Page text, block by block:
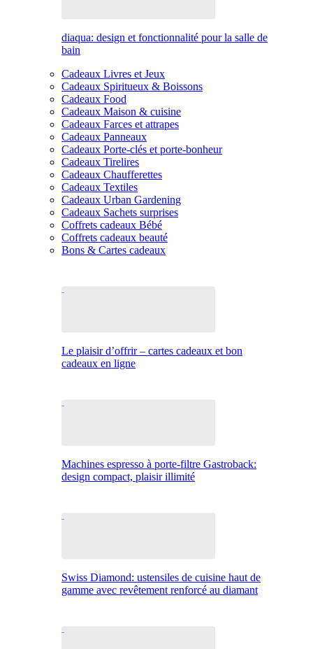
diaqua: design et fonctionnalité pour la salle de
bain
Cadeaux Livres et Jeux
Cadeaux Spiritueux & Boissons
Cadeaux Food
Cadeaux Maison & cuisine
Cadeaux Farces et attrapes
Cadeaux Panneaux
Cadeaux Porte-clés et porte-bonheur
Cadeaux Tirelires
Cadeaux Chaufferettes
Cadeaux Textiles
Cadeaux Urban Gardening
Cadeaux Sachets surprises
Coffrets cadeaux Bébé
Coffrets cadeaux beauté
Bons & Cartes cadeaux
Le plaisir d’offrir – cartes cadeaux et bon
cadeaux en ligne
Machines espresso à porte-filtre Gastroback:
design compact, plaisir illimité
Swiss Diamond: ustensiles de cuisine haut de
gamme avec revêtement renforcé au diamant